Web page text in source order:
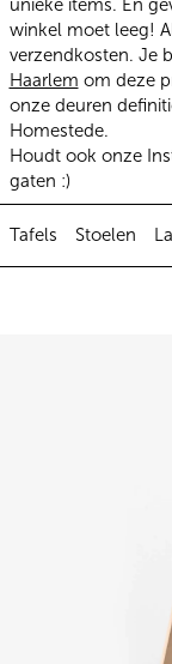
unieke items. En
winkel moet leeg!
verzendkosten. Je
Haarlem om deze
onze deuren
Homestede.
Houdt ook onze
gaten :)
Tafels Stoelen